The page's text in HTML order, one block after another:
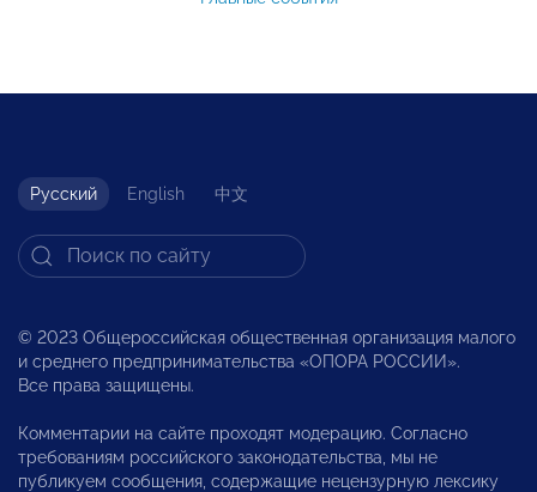
Русский English 中文
© 2023 Общероссийская общественная организация малого
и среднего предпринимательства «ОПОРА РОССИИ».
Все права защищены.
Комментарии на сайте проходят модерацию. Согласно
требованиям российского законодательства, мы не
публикуем сообщения, содержащие нецензурную лексику